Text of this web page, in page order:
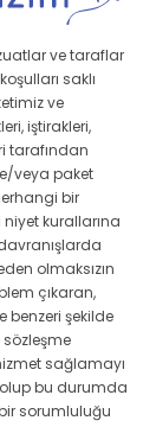
ve taraflar
saklı
ve
iştirakleri,
tarafından
veya paket
bir
kurallarına
olmaksızın
çıkaran,
benzeri şekilde
sözleşme
sağlamayı
olup bu durumda
sorumluluğu